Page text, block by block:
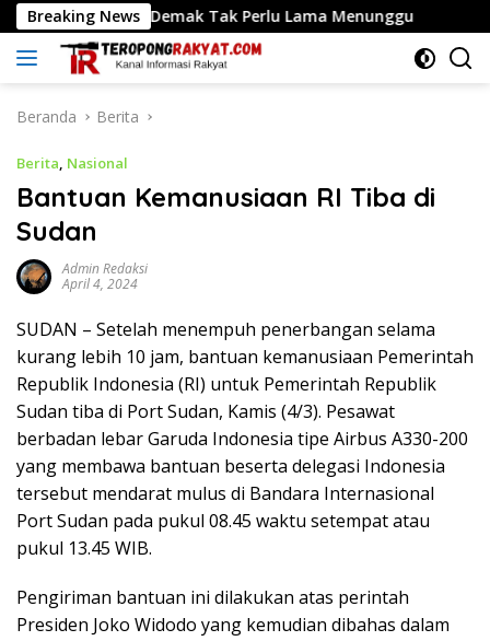
Langsung
ke
konten
Breaking News
Demak Tak Perlu Lama Menunggu Menteri Nusron
Beranda Berita
Berita, Nasional
Bantuan Kemanusiaan RI Tiba di
Sudan
Admin Redaksi
April 4, 2024
SUDAN – Setelah menempuh penerbangan selama
kurang lebih 10 jam, bantuan kemanusiaan Pemerintah
Republik Indonesia (RI) untuk Pemerintah Republik
Sudan tiba di Port Sudan, Kamis (4/3). Pesawat
berbadan lebar Garuda Indonesia tipe Airbus A330-200
yang membawa bantuan beserta delegasi Indonesia
tersebut mendarat mulus di Bandara Internasional
Port Sudan pada pukul 08.45 waktu setempat atau
pukul 13.45 WIB.
Pengiriman bantuan ini dilakukan atas perintah
Presiden Joko Widodo yang kemudian dibahas dalam